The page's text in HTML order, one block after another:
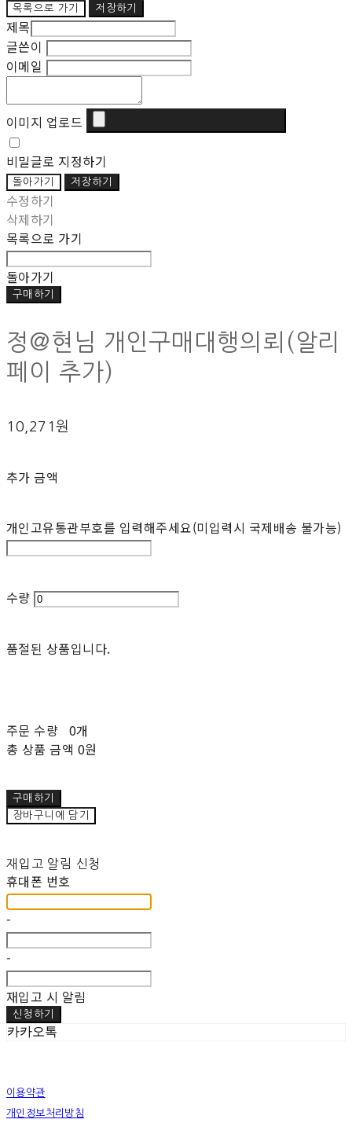
목록으로 가기 저장하기
제목
글쓴이
이메일
이미지 업로드
비밀글로 지정하기
돌아가기 저장하기
수정하기
삭제하기
목록으로 가기
돌아가기
구매하기
정@현님 개인구매대행의뢰(알리
페이 추가)
10,271원
추가 금액
개인고유통관부호를 입력해주세요(미입력시 국제배송 불가능)
수량
품절된 상품입니다.
주문 수량 0개
총 상품 금액 0원
구매하기
장바구니에 담기
재입고 알림 신청
휴대폰 번호
-
-
재입고 시 알림
신청하기
카카오톡
이용약관
개인정보처리방침